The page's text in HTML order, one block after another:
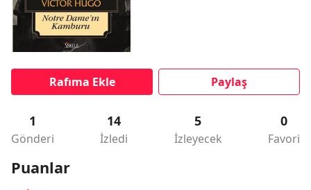
Rafıma Ekle Paylaş
1
Gönderi
14
İzledi
5
İzleyecek
0
Favori
Puanlar